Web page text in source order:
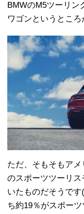
BMWのM5ツーリン
ワゴンというところ
ただ、そもそもア
のスポーツツーリ
いたものだそうです
ち約19％がスポー